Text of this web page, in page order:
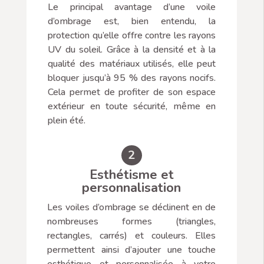
Le principal avantage d’une voile
d’ombrage est, bien entendu, la
protection qu’elle offre contre les rayons
UV du soleil. Grâce à la densité et à la
qualité des matériaux utilisés, elle peut
bloquer jusqu’à 95 % des rayons nocifs.
Cela permet de profiter de son espace
extérieur en toute sécurité, même en
plein été.
2
Esthétisme et
personnalisation
Les voiles d’ombrage se déclinent en de
nombreuses formes (triangles,
rectangles, carrés) et couleurs. Elles
permettent ainsi d’ajouter une touche